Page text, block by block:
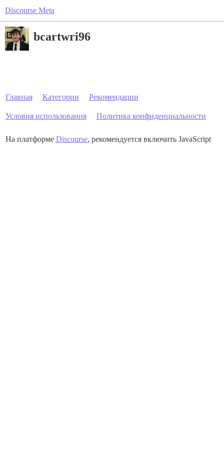
Discourse Meta
bcartwri96
Главная Категории Рекомендации
Условия использования Политика конфиденциальности
На платформе Discourse, рекомендуется включить JavaScript